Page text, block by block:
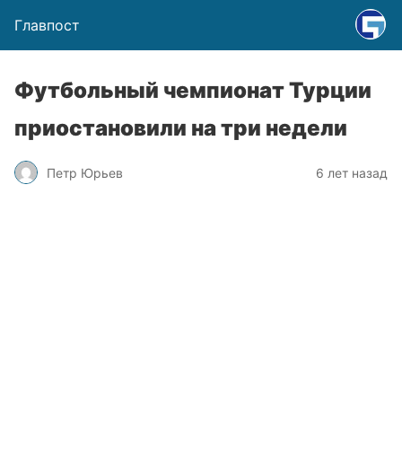
Главпост
Футбольный чемпионат Турции
приостановили на три недели
Петр Юрьев 6 лет назад